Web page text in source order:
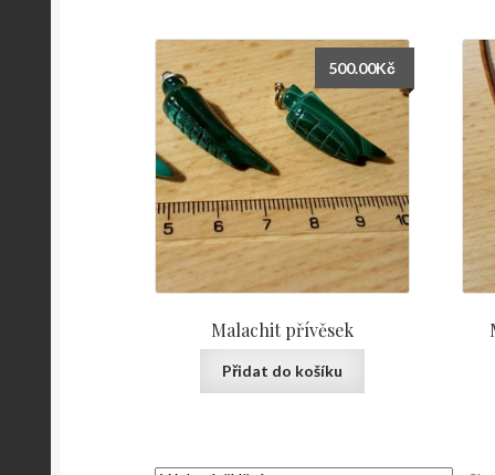
Malachit přívěsek
500.00Kč
Přidat do košíku